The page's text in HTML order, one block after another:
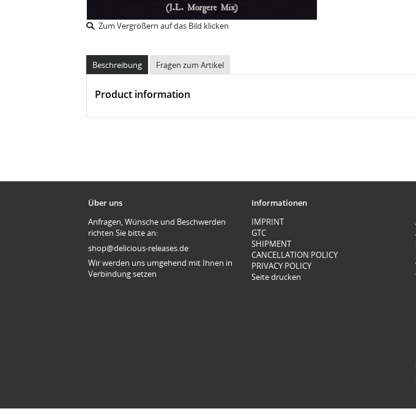
Zum Vergrößern auf das Bild klicken
Beschreibung Fragen zum Artikel
Product information
Über uns
Anfragen, Wünsche und Beschwerden
richten Sie bitte an:
shop@delicious-releases.de
Wir werden uns umgehend mit Ihnen in
Verbindung setzen
Informationen
IMPRINT
GTC
SHIPMENT
CANCELLATION POLICY
PRIVACY POLICY
Seite drucken